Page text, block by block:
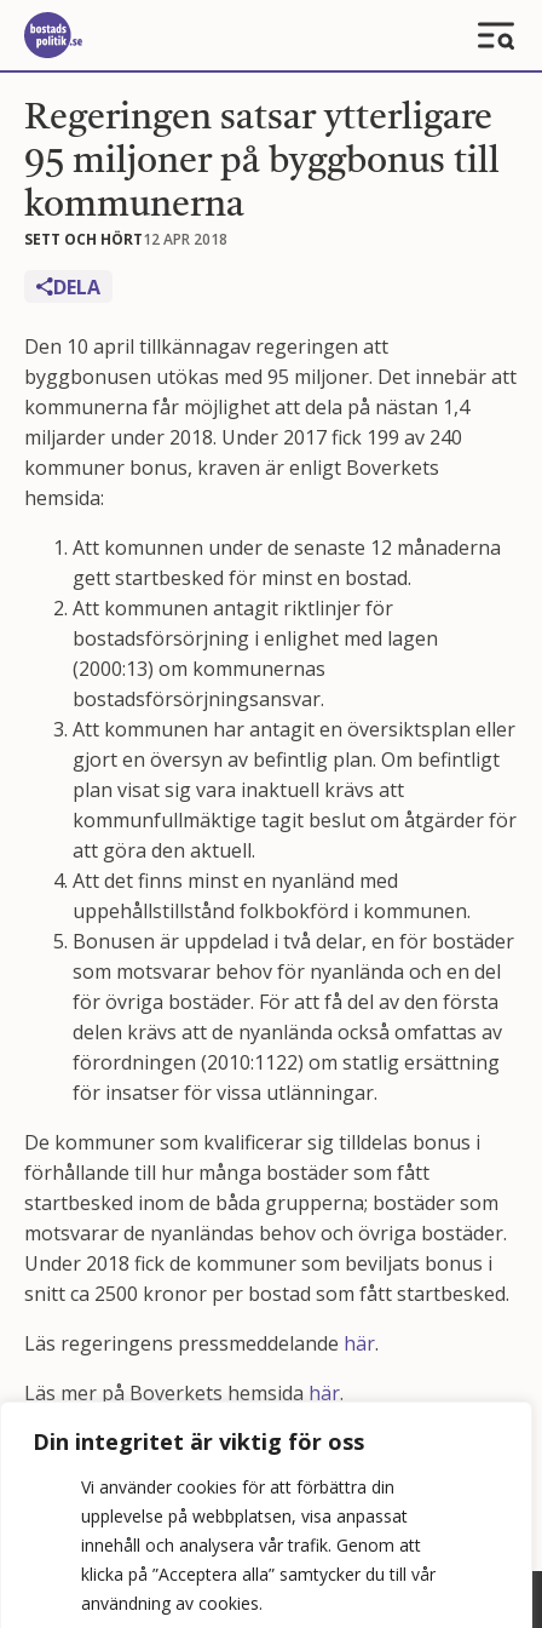
Din integritet är viktig för oss
Vi använder cookies för att förbättra din
upplevelse på webbplatsen, visa anpassat
innehåll och analysera vår trafik. Genom att
klicka på ”Acceptera alla” samtycker du till vår
användning av cookies.
Regeringen satsar ytterligare
95 miljoner på byggbonus till
kommunerna
SETT OCH HÖRT12 APR 2018
DELA
Den 10 april tillkännagav regeringen att
byggbonusen utökas med 95 miljoner. Det innebär att
kommunerna får möjlighet att dela på nästan 1,4
miljarder under 2018. Under 2017 fick 199 av 240
kommuner bonus, kraven är enligt Boverkets
hemsida:
Att komunnen under de senaste 12 månaderna
gett startbesked för minst en bostad.
Att kommunen antagit riktlinjer för
bostadsförsörjning i enlighet med lagen
(2000:13) om kommunernas
bostadsförsörjningsansvar.
Att kommunen har antagit en översiktsplan eller
gjort en översyn av befintlig plan. Om befintligt
plan visat sig vara inaktuell krävs att
kommunfullmäktige tagit beslut om åtgärder för
att göra den aktuell.
Att det finns minst en nyanländ med
uppehållstillstånd folkbokförd i kommunen.
Bonusen är uppdelad i två delar, en för bostäder
som motsvarar behov för nyanlända och en del
för övriga bostäder. För att få del av den första
delen krävs att de nyanlända också omfattas av
förordningen (2010:1122) om statlig ersättning
för insatser för vissa utlänningar.
De kommuner som kvalificerar sig tilldelas bonus i
förhållande till hur många bostäder som fått
startbesked inom de båda grupperna; bostäder som
motsvarar de nyanländas behov och övriga bostäder.
Under 2018 fick de kommuner som beviljats bonus i
snitt ca 2500 kronor per bostad som fått startbesked.
Läs regeringens pressmeddelande här.
Läs mer på Boverkets hemsida här.
©2026